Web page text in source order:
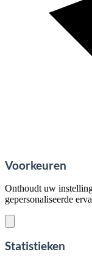
Voorkeuren
Onthoudt uw
gepersonaliseerde
Statistieken